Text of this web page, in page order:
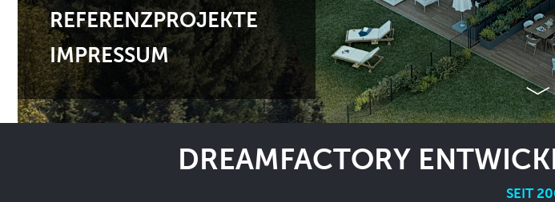
REFERENZPROJEKTE
IMPRESSUM
DREAMFACTORY
SEIT